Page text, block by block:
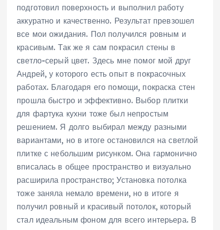
подготовил поверхность и выполнил работу
аккуратно и качественно. Результат превзошел
все мои ожидания. Пол получился ровным и
красивым. Так же я сам покрасил стены в
светло-серый цвет. Здесь мне помог мой друг
Андрей, у которого есть опыт в покрасочных
работах. Благодаря его помощи, покраска стен
прошла быстро и эффективно. Выбор плитки
для фартука кухни тоже был непростым
решением. Я долго выбирал между разными
вариантами, но в итоге остановился на светлой
плитке с небольшим рисунком. Она гармонично
вписалась в общее пространство и визуально
расширила пространство; Установка потолка
тоже заняла немало времени, но в итоге я
получил ровный и красивый потолок, который
стал идеальным фоном для всего интерьера. В